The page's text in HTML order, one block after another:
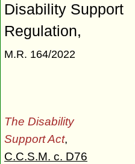
Disability Support
Regulation,
M.R. 164/2022
The Disability
Support Act,
C.C.S.M. c. D76